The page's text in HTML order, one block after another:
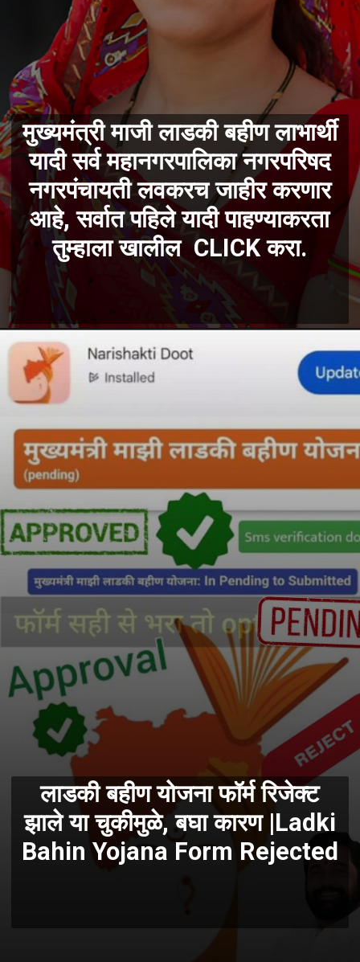
मुख्यमंत्री माजी लाडकी बहीण लाभार्थी
यादी सर्व महानगरपालिका नगरपरिषद
नगरपंचायती लवकरच जाहीर करणार
आहे, सर्वात पहिले यादी पाहण्याकरता
तुम्हाला खालील CLICK करा.
Opening https://ladkibahiniyojana.com/nagpur-municipal-corporation-ladki-bahin-yojana-yadi/
लाडकी बहीण योजना फॉर्म रिजेक्ट
झाले या चुकीमुळे, बघा कारण |Ladki